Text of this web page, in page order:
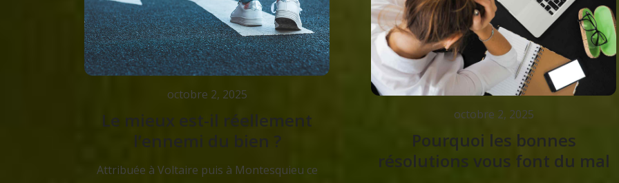
octobre 2, 2025
Le mieux est-il réellement
l’ennemi du bien ?
Attribuée à Voltaire puis à Montesquieu ce
octobre 2, 2025
Pourquoi les bonnes
résolutions vous font du mal